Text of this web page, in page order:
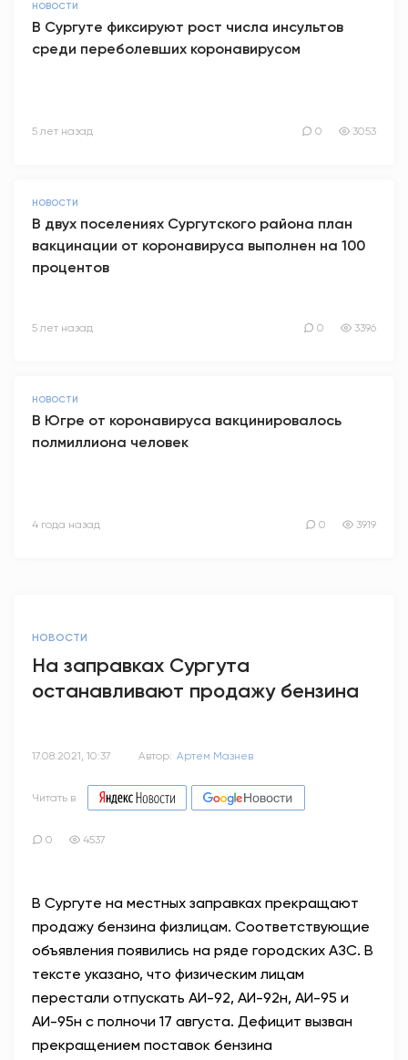
НОВОСТИ
В Сургуте фиксируют рост числа инсультов
среди переболевших коронавирусом
5 лет назад 0 3053
НОВОСТИ
В двух поселениях Сургутского района план
вакцинации от коронавируса выполнен на 100
процентов
5 лет назад 0 3396
НОВОСТИ
В Югре от коронавируса вакцинировалось
полмиллиона человек
4 года назад 0 3919
НОВОСТИ
На заправках Сургута
останавливают продажу бензина
17.08.2021, 10:37 Автор: Артем Мазнев
Читать в
0 4537
В Сургуте на местных заправках прекращают
продажу бензина физлицам. Соответствующие
объявления появились на ряде городских АЗС. В
тексте указано, что физическим лицам
перестали отпускать АИ-92, АИ-92н, АИ-95 и
АИ-95н с полночи 17 августа. Дефицит вызван
прекращением поставок бензина